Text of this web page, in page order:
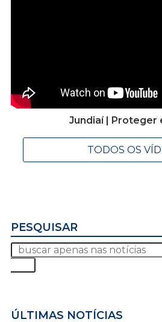
Jundiaí | Proteger
TODOS OS
PESQUISAR
ÚLTIMAS NOTÍCIAS